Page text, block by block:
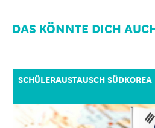
DAS KÖNNTE DICH
SCHÜLERAUSTAUSCH SÜDKOREA